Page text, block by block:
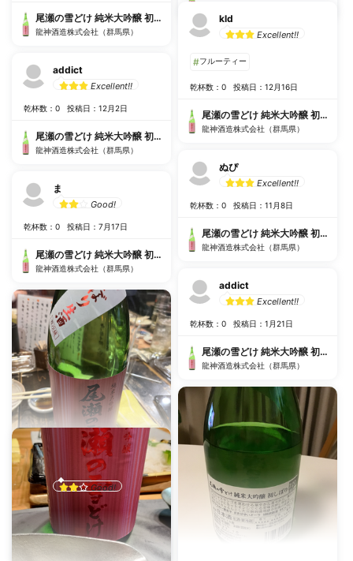
尾瀬の雪どけ 純米大吟醸 初しぼり 生酒
龍神酒造株式会社（群馬県）
kld
Excellent!!
#フルーティー
乾杯数：0 投稿日：12月16日
尾瀬の雪どけ 純米大吟醸 初しぼり 生酒
龍神酒造株式会社（群馬県）
addict
Excellent!!
乾杯数：0 投稿日：12月2日
尾瀬の雪どけ 純米大吟醸 初しぼり 生酒
龍神酒造株式会社（群馬県）
ぬぴ
Excellent!!
乾杯数：0 投稿日：11月8日
尾瀬の雪どけ 純米大吟醸 初しぼり 生酒
龍神酒造株式会社（群馬県）
ま
Good!
乾杯数：0 投稿日：7月17日
尾瀬の雪どけ 純米大吟醸 初しぼり 生酒
龍神酒造株式会社（群馬県）
addict
Excellent!!
乾杯数：0 投稿日：1月21日
尾瀬の雪どけ 純米大吟醸 初しぼり 生酒
龍神酒造株式会社（群馬県）
Good!
乾杯数：0 投稿日：12月17日
尾瀬の雪どけ 純米大吟醸 初しぼり 生酒
龍神酒造株式会社（群馬県）